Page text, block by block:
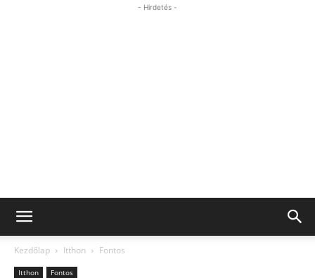
- Hirdetés -
Kezdőlap Itthon Fontos
Itthon Fontos